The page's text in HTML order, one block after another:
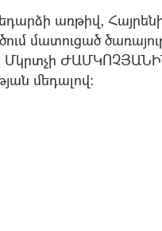
առթիվ,
մատուցած
մեդալով: